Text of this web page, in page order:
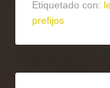
Etiquetado con:
prefijos